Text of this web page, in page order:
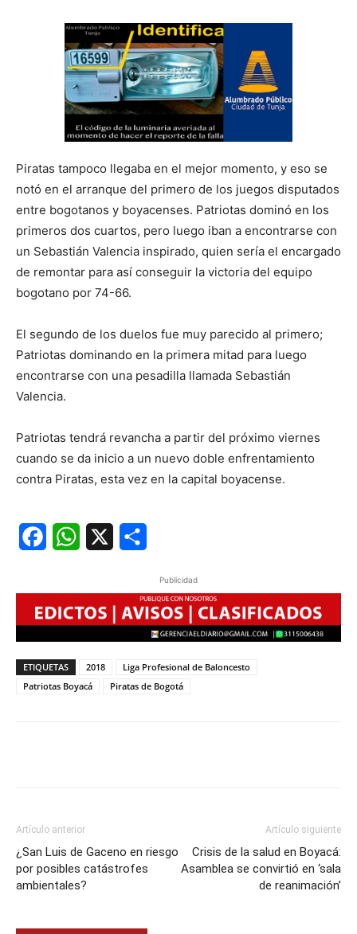
Piratas tampoco llegaba en el mejor momento, y eso se
notó en el arranque del primero de los juegos disputados
entre bogotanos y boyacenses. Patriotas dominó en los
primeros dos cuartos, pero luego iban a encontrarse con
un Sebastián Valencia inspirado, quien sería el encargado
de remontar para así conseguir la victoria del equipo
bogotano por 74-66.
El segundo de los duelos fue muy parecido al primero;
Patriotas dominando en la primera mitad para luego
encontrarse con una pesadilla llamada Sebastián
Valencia.
Patriotas tendrá revancha a partir del próximo viernes
cuando se da inicio a un nuevo doble enfrentamiento
contra Piratas, esta vez en la capital boyacense.
FacebookWhatsApp
Publicidad
ETIQUETAS 2018
Liga Profesional de Baloncesto
Patriotas Boyacá
Piratas de Bogotá
Artículo anterior
¿San Luis de Gaceno en riesgo
por posibles catástrofes
ambientales?
Artículo siguiente
Crisis de la salud en Boyacá:
Asamblea se convirtió en ‘sala
de reanimación’